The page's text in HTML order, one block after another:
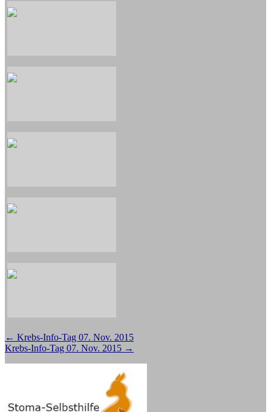
Beitragsnavigation
← Krebs-Info-Tag 07. Nov. 2015
Krebs-Info-Tag 07. Nov. 2015 →